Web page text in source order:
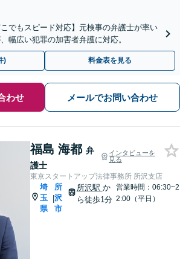
こでもスピード対応】元検事の弁護士が率い
幅広い犯罪の加害者弁護に対応。
) 料金表を見る
わせ メールでお問い合わせ
福島 海都 弁
護士
インタビューを
見る
東京スタートアップ法律事務所 所沢支店
埼
玉
県
|
所
沢
市
所沢駅 か
ら徒歩1分
営業時間：06:30~2
2:00（平日）